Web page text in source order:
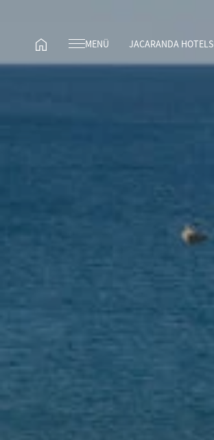
MENÜ JACARANDA HOTELS